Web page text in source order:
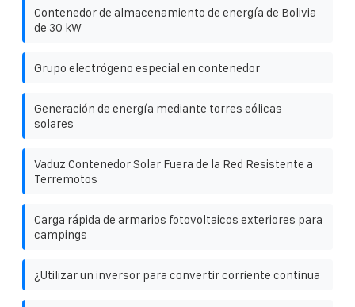
Contenedor de almacenamiento de energía de Bolivia
de 30 kW
Grupo electrógeno especial en contenedor
Generación de energía mediante torres eólicas
solares
Vaduz Contenedor Solar Fuera de la Red Resistente a
Terremotos
Carga rápida de armarios fotovoltaicos exteriores para
campings
¿Utilizar un inversor para convertir corriente continua